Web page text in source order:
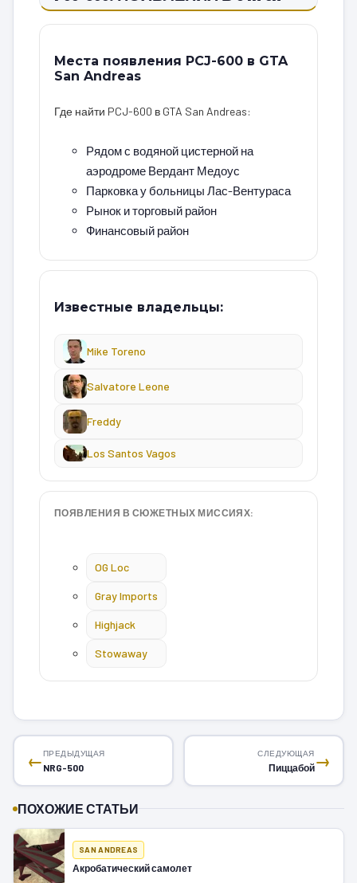
Места появления PCJ-600 в GTA
San Andreas
Где найти PCJ-600 в GTA San Andreas:
Рядом с водяной цистерной на
аэродроме Вердант Медоус
Парковка у больницы Лас-Вентураса
Рынок и торговый район
Финансовый район
Известные владельцы:
Mike Toreno
Salvatore Leone
Freddy
Los Santos Vagos
ПОЯВЛЕНИЯ В СЮЖЕТНЫХ МИССИЯХ:
OG Loc
Gray Imports
Highjack
Stowaway
←ПРЕДЫДУЩАЯ
NRG-500 →
СЛЕДУЮЩАЯ
Пиццабой
ПОХОЖИЕ СТАТЬИ
SAN ANDREAS
Акробатический самолет